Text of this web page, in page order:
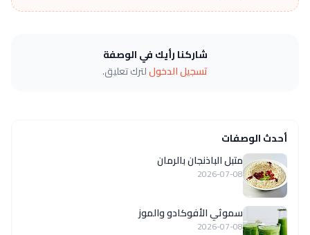
شاركنا رأيك في الوصفة
تسجيل الدخوللترك تعليق.
أحدث الوصفات
متبل الباذنجان بالرمان
2026-07-08
سموثي الأفوكادو والموز
2026-07-08